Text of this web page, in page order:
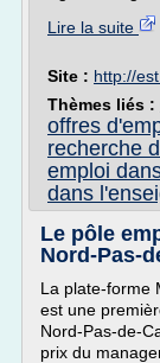
Lire la suite
Site : http://
Thèmes liés :
offres
recherche
emploi
dans
Le pôle
Nord-Pas-
La plate-forme
est une
Nord-Pas-de-
prix du